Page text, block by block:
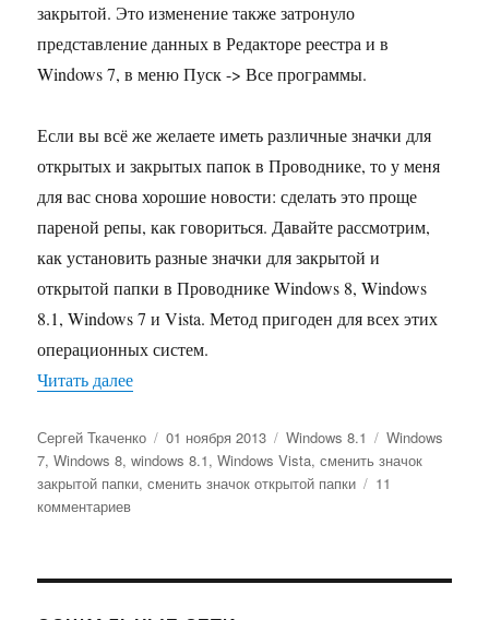
закрытой. Это изменение также затронуло
представление данных в Редакторе реестра и в
Windows 7, в меню Пуск -> Все программы.
Если вы всё же желаете иметь различные значки для
открытых и закрытых папок в Проводнике, то у меня
для вас снова хорошие новости: сделать это проще
пареной репы, как говориться. Давайте рассмотрим,
как установить разные значки для закрытой и
открытой папки в Проводнике Windows 8, Windows
8.1, Windows 7 и Vista. Метод пригоден для всех этих
операционных систем.
Читать далее«Как задать разные иконки для открытой и
Автор
Сергей Ткаченко Опубликовано
01 ноября 2013 Рубрики
Windows 8.1 Метки
Windows
7,Windows 8,windows 8.1,Windows Vista,сменить значок
закрытой папки,сменить значок открытой папки
11
комментариевк
задать